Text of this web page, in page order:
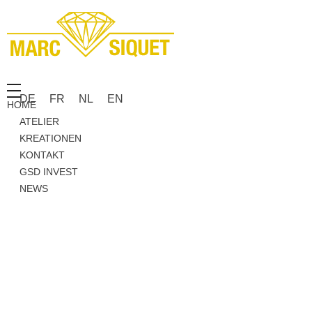
DE FR NL EN
HOME
ATELIER
KREATIONEN
KONTAKT
GSD INVEST
NEWS